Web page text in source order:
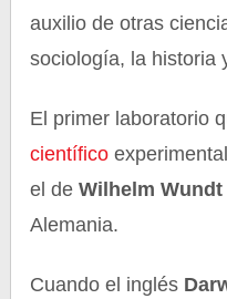
auxilio de otras
sociología, la historia
El primer laboratorio
científico
el de Wilhelm Wundt
Alemania.
Cuando el inglés